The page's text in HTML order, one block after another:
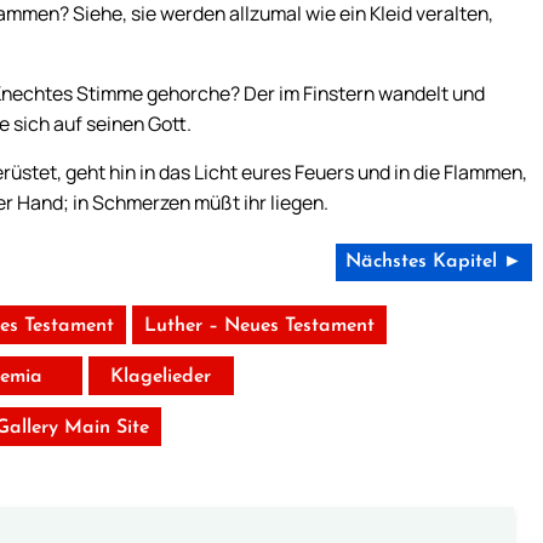
Siehe, sie werden allzumal wie ein Kleid veralten,
Stimme gehorche? Der im Finstern wandelt und
sich auf seinen Gott.
geht hin in das Licht eures Feuers und in die Flammen,
Hand; in Schmerzen müßt ihr liegen.
Nächstes Kapitel ►
Testament Luther – Neues Testament
Klagelieder
Main Site